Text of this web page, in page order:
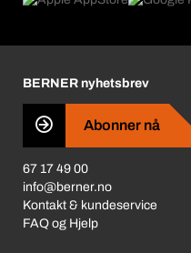
Prisjustering 2026
Redegjørelse om Åpenhetsloven
Business Conduct
BERNER nyhetsbrev
Abonner nå
67 17 49 00
info@berner.no
Kontakt & kundeservice
FAQ og Hjelp